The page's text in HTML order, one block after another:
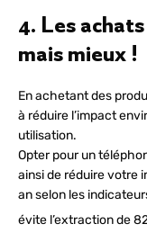
4. Les
mais mieux !
En achetant des
à réduire l’impact
utilisation.
Opter pour un
ainsi de réduire votre
an selon les
évite l’extraction de